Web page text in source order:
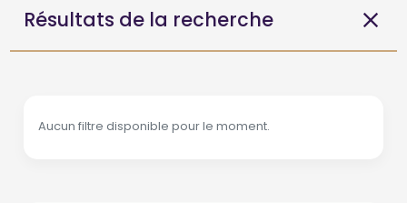
Résultats de la recherche
Aucun filtre disponible pour le moment.